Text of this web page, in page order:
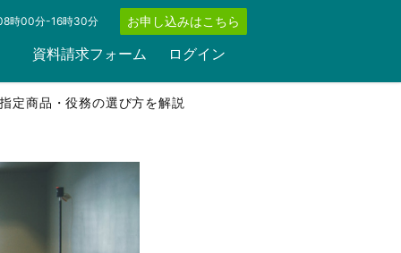
時00分-16時30分 お申し込みはこちら
資料請求フォーム ログイン
定商品・役務の選び方を解説